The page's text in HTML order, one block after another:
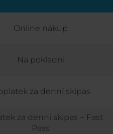
Online nákup
Na pokladni
za denní skipas
za denní skipas + Fast
Pass